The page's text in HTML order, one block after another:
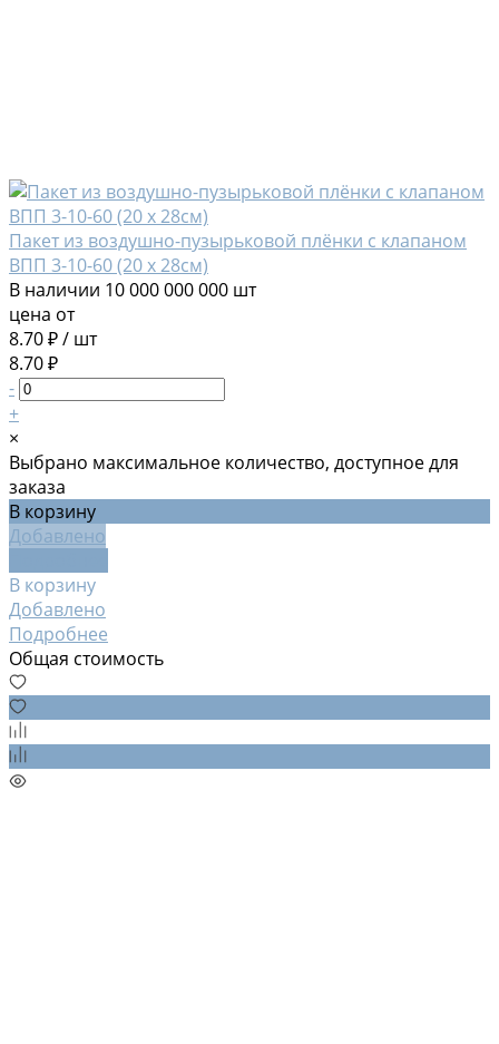
Пакет из воздушно-пузырьковой плёнки с клапаном
ВПП 3-10-60 (20 х 28см)
В наличии 10 000 000 000 шт
цена от
8.70 ₽/ шт
8.70 ₽
-
+
×
Выбрано максимальное количество, доступное для
заказа
В корзину
Добавлено
В корзину
Добавлено
Подробнее
Общая стоимость